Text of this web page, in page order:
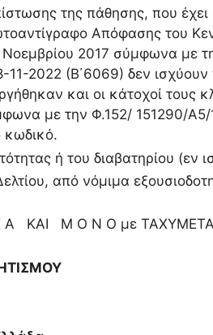
της πάθησης, που έχει
Απόφασης του
Νοεμβρίου 2017 σύμφωνα με
2022 (Β΄6069) δεν ισχύουν
και οι κάτοχοί τους
με την Φ.152/ 151290/
κωδικό.
ή του διαβατηρίου (εν
από νόμιμα
Κ Α ΚΑΙ Μ Ο Ν Ο με